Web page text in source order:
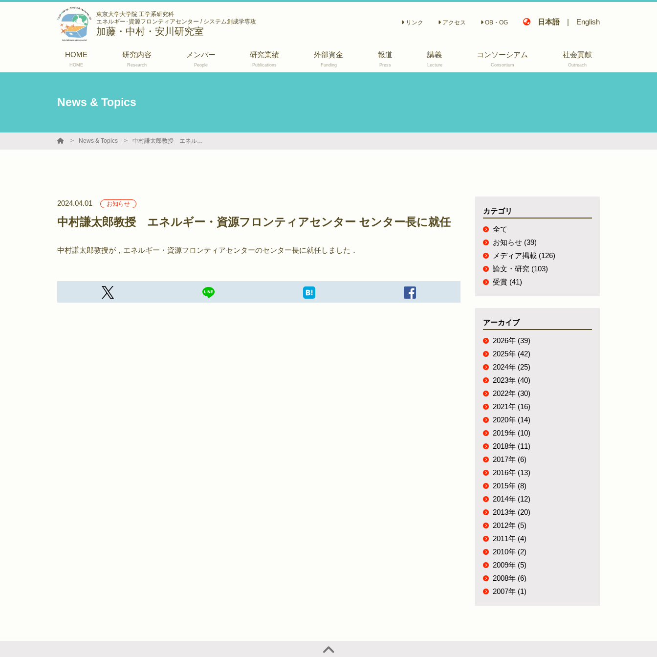
東京大学大学院 工学系研究科
エネルギー･資源フロンティアセンター / システム創成学専攻
加藤・中村・安川研究室
リンク アクセス OB・OG 日本語 | English
HOME
HOME
研究内容
Research
メンバー
People
研究業績
Publications
著書, 解説, 報告等
外部資金
Funding
報道
Press
講義
Lecture
コンソーシアム
Consortium
部会構成
社会貢献
Outreach
News & Topics
News & Topics 中村謙太郎教授 エネルギー・資源フロンティアセンター センター長に就任
2024.04.01 お知らせ
中村謙太郎教授 エネルギー・資源フロンティアセンター センター長に就任
中村謙太郎教授が，エネルギー・資源フロンティアセンターのセンター長に就任しました．
カテゴリ
全て
お知らせ (39)
メディア掲載 (126)
論文・研究 (103)
受賞 (41)
アーカイブ
2026年 (39)
2025年 (42)
2024年 (25)
2023年 (40)
2022年 (30)
2021年 (16)
2020年 (14)
2019年 (10)
2018年 (11)
2017年 (6)
2016年 (13)
2015年 (8)
2014年 (12)
2013年 (20)
2012年 (5)
2011年 (4)
2010年 (2)
2009年 (5)
2008年 (6)
2007年 (1)